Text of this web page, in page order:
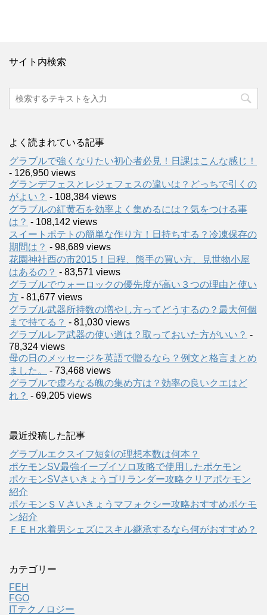
サイト内検索
よく読まれている記事
グラブルで強くなりたい初心者必見！日課はこんな感じ！
- 126,950 views
グランデフェスとレジェフェスの違いは？どっちで引くの
がよい？ - 108,384 views
グラブルの紅黄石を効率よく集めるには？気をつける事
は？ - 108,142 views
スイートポテトの簡単な作り方！日持ちする？冷凍保存の
期間は？ - 98,689 views
花園神社酉の市2015！日程、熊手の買い方、見世物小屋
はあるの？ - 83,571 views
グラブルでウォーロックの優先度が高い３つの理由と使い
方 - 81,677 views
グラブル武器所持数の増やし方ってどうするの？最大何個
まで持てる？ - 81,030 views
グラブルレア武器の使い道は？取っておいた方がいい？ -
78,324 views
母の日のメッセージを英語で贈るなら？例文と格言まとめ
ました。
- 73,468 views
グラブルで虚ろなる魄の集め方は？効率の良いクエはど
れ？ - 69,205 views
最近投稿した記事
グラブルエクスイフ短剣の理想本数は何本？
ポケモンSV最強イーブイソロ攻略で使用したポケモン
ポケモンSVさいきょうゴリランダー攻略クリアポケモン
紹介
ポケモンＳＶさいきょうマフォクシー攻略おすすめポケモ
ン紹介
ＦＥＨ水着男シェズにスキル継承するなら何がおすすめ？
カテゴリー
FEH
FGO
ITテクノロジー